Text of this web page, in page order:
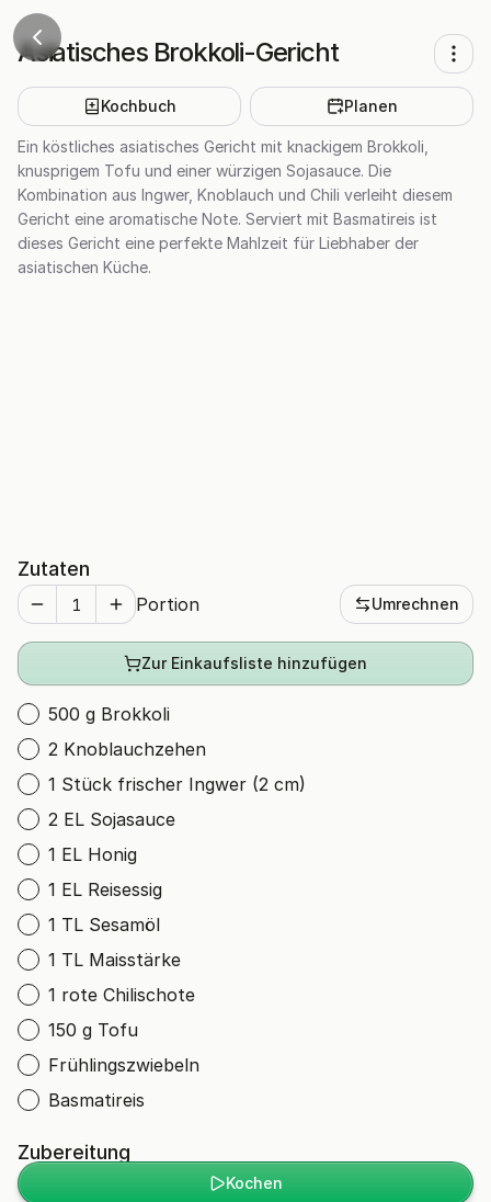
Asiatisches Brokkoli-Gericht
Kochbuch Planen
Ein köstliches asiatisches Gericht mit knackigem Brokkoli,
knusprigem Tofu und einer würzigen Sojasauce. Die
Kombination aus Ingwer, Knoblauch und Chili verleiht diesem
Gericht eine aromatische Note. Serviert mit Basmatireis ist
dieses Gericht eine perfekte Mahlzeit für Liebhaber der
asiatischen Küche.
Zutaten
Portion Umrechnen
Zur Einkaufsliste hinzufügen
500 g Brokkoli
2 Knoblauchzehen
1 Stück frischer Ingwer (2 cm)
2 EL Sojasauce
1 EL Honig
1 EL Reisessig
1 TL Sesamöl
1 TL Maisstärke
1 rote Chilischote
150 g Tofu
Frühlingszwiebeln
Basmatireis
Zubereitung
Kochen